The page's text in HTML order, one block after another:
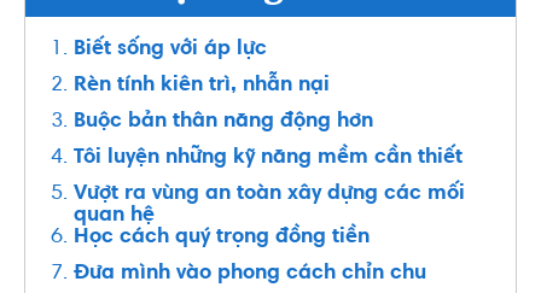
Biết sống với áp lực
Rèn tính kiên trì, nhẫn nại
Buộc bản thân năng động hơn
Tôi luyện những kỹ năng mềm cần thiết
Vượt ra vùng an toàn xây dựng các mối
quan hệ
Học cách quý trọng đồng tiền
Đưa mình vào phong cách chỉn chu